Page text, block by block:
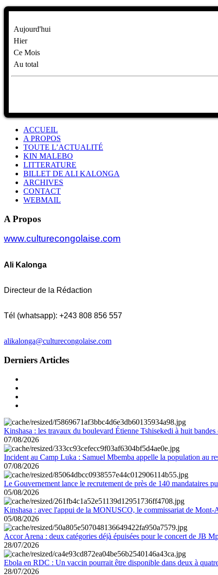
Aujourd'hui
Hier
Ce Mois
Au total
ACCUEIL
A PROPOS
TOUTE L’ACTUALITÉ
KIN MALEBO
LITTERATURE
BILLET DE ALI KALONGA
ARCHIVES
CONTACT
WEBMAIL
A Propos
www.culturecongolaise.com
Ali Kalonga
Directeur de la Rédaction
Tél (whatsapp): +243 808 856 557
alikalonga@culturecongolaise.com
Derniers Articles
Kinshasa : les travaux du boulevard Étienne Tshisekedi à huit
07/08/2026
Incident au Camp Luka : Samuel Mbemba appelle la population au
07/08/2026
Le Gouvernement lance le recrutement de près de 140 mandataires
05/08/2026
Kinshasa : avec l'appui de la MONUSCO, le commissariat de Mont-
05/08/2026
Accor Arena : deux catégories déjà épuisées pour le concert de JB
28/07/2026
Ebola en RDC : Un vaccin pourrait être disponible dans deux à
28/07/2026